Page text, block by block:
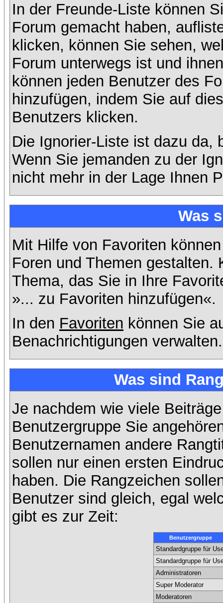
In der Freunde-Liste können
Forum gemacht haben,
klicken, können Sie sehen,
Forum unterwegs ist und
können jeden Benutzer des
hinzufügen, indem Sie auf
Benutzers klicken.
Die Ignorier-Liste ist dazu da,
Wenn Sie jemanden zu der
nicht mehr in der Lage Ihnen
Was
Mit Hilfe von Favoriten
Foren und Themen gestalten.
Thema, das Sie in Ihre
»... zu Favoriten hinzufügen«.
In den Favoriten können Sie
Benachrichtigungen verwalten.
Was sind
Je nachdem wie viele
Benutzergruppe Sie
Benutzernamen andere
sollen nur einen ersten
haben. Die Rangzeichen
Benutzer sind gleich, egal
gibt es zur Zeit:
Benutzergruppe
Standardgruppe für
Standardgruppe für
Administratoren
Super Moderator
Moderatoren